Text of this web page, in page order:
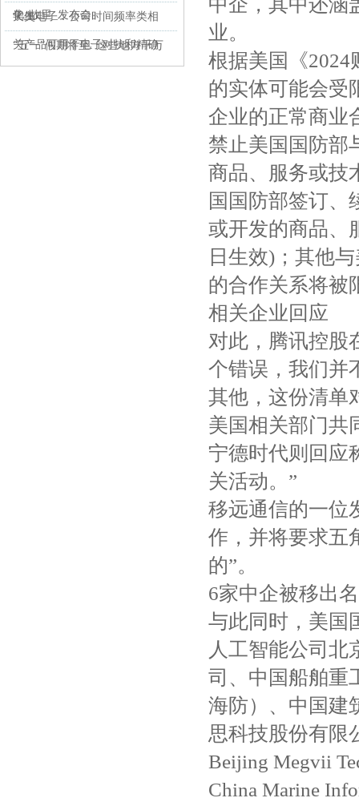
化_故里_发布会
学生
天奥电子：公司时间频率类相
关产品可用于电子对抗和精确
“五一”假期将至: 这些地方千万
中企，其中还涵
业。
根据美国《
的实体可能会受
企业的正常商业
禁止美国国防部
商品、服务或技
国国防部签订、
或开发的商品、
日生效)；其他
的合作关系将被
相关企业回应
对此，腾讯控股
个错误，我们并
其他，这份清单
美国相关部门共
宁德时代则回应
关活动。”
移远通信的一位
作，并将要求五
的”。
6家中企被移出
与此同时，美国
人工智能公司北
司、中国船舶重
海防）、中国建
思科技股份有限
Beijing Megvii
China Marine